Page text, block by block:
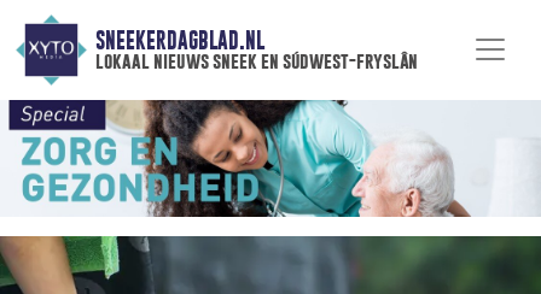
SNEEKERDAGBLAD.NL
lokaal nieuws sneek en súdwest-fryslân